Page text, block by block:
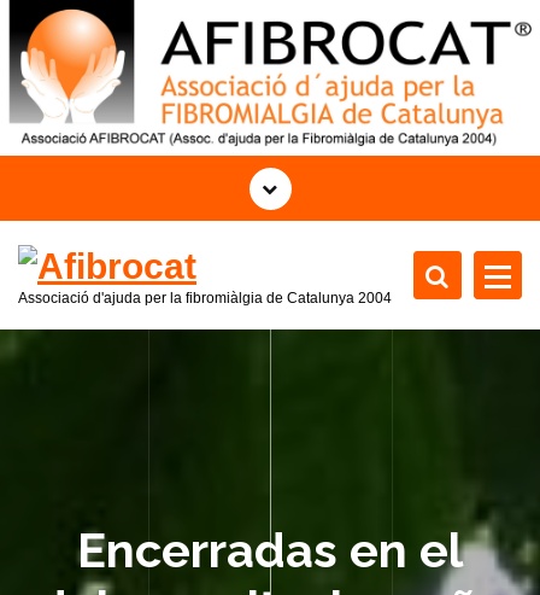
o
n
Associació d'ajuda per la fibromiàlgia de Catalunya 2004
Encerradas en el